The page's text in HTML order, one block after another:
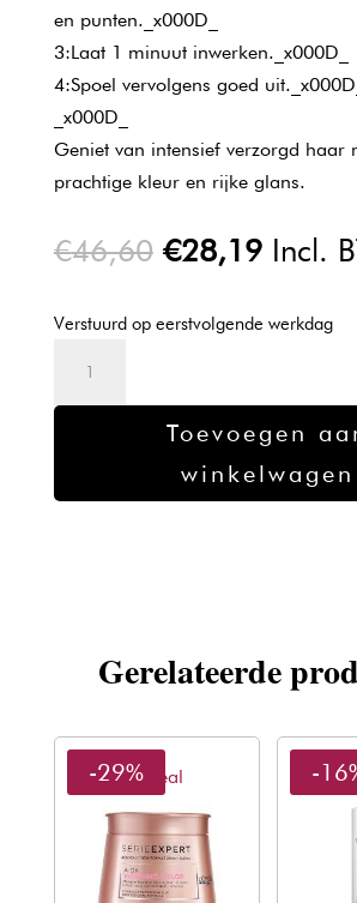
en punten._x000D_
3:Laat 1 minuut inwerken._x000D_
4:Spoel vervolgens goed uit._x000D_
_x000D_
Geniet van intensief verzorgd haar
prachtige kleur en rijke glans.
€46,60
was:
€46,60.
€28,19
is:
€28,19.
Incl.
Verstuurd op eerstvolgende werkdag
Toevoegen
winkelwagen
Gerelateerde
L'oreal
-29% -